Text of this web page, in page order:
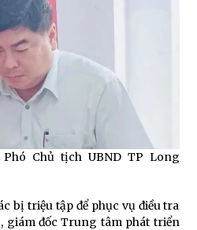
Chủ tịch UBND TP Long
bị triệu tập để phục vụ điều tra
giám đốc Trung tâm phát triển